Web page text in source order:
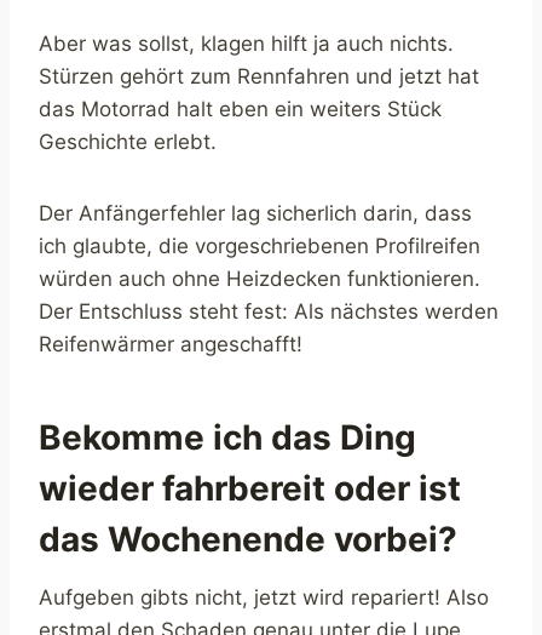
Aber was sollst, klagen hilft ja auch nichts.
Stürzen gehört zum Rennfahren und jetzt hat
das Motorrad halt eben ein weiters Stück
Geschichte erlebt.
Der Anfängerfehler lag sicherlich darin, dass
ich glaubte, die vorgeschriebenen Profilreifen
würden auch ohne Heizdecken funktionieren.
Der Entschluss steht fest: Als nächstes werden
Reifenwärmer angeschafft!
Bekomme ich das Ding
wieder fahrbereit oder ist
das Wochenende vorbei?
Aufgeben gibts nicht, jetzt wird repariert! Also
erstmal den Schaden genau unter die Lupe